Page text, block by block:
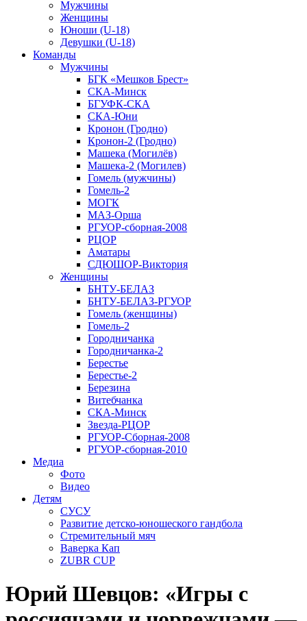
Мужчины
Женщины
Юноши (U-18)
Девушки (U-18)
Команды
Мужчины
БГК «Мешков Брест»
СКА-Минск
БГУФК-СКА
СКА-Юни
Кронон (Гродно)
Кронон-2 (Гродно)
Машека (Могилёв)
Машека-2 (Могилев)
Гомель (мужчины)
Гомель-2
МОГК
МАЗ-Орша
РГУОР-сборная-2008
РЦОР
Аматары
СДЮШОР-Виктория
Женщины
БНТУ-БЕЛАЗ
БНТУ-БЕЛАЗ-РГУОР
Гомель (женщины)
Гомель-2
Городничанка
Городничанка-2
Берестье
Берестье-2
Березина
Витебчанка
СКА-Минск
Звезда-РЦОР
РГУОР-Сборная-2008
РГУОР-сборная-2010
Медиа
Фото
Видео
Детям
СУСУ
Развитие детско-юношеского гандбола
Стремительный мяч
Ваверка Кап
ZUBR CUP
Юрий Шевцов: «Игры с